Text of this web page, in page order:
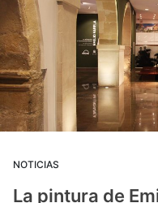
NOTICIAS
La pintura de